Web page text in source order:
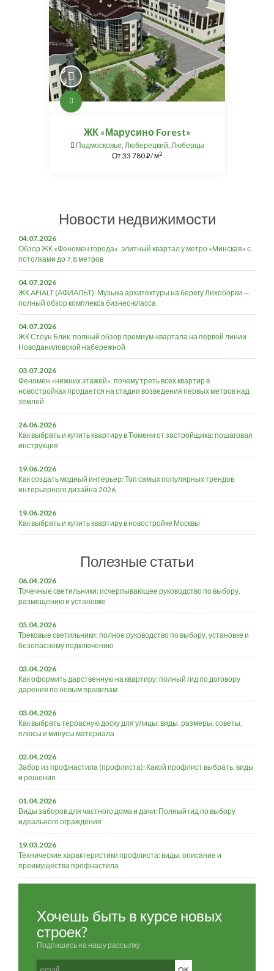
ЖК «Марусино Forest»
Подмосковье, Люберецкий, Люберцы
От33 780⃏/ м2
Новости недвижимости
04.07.2026
Обзор ЖК «Феномен города»: элитный квартал у метро «Минская» с
потолками до 7,8 метров
04.07.2026
ЖК AFIALT (АФИАЛЬТ): Музыка архитектуры на берегу Лихоборки —
полный обзор комплекса бизнес-класса
04.07.2026
ЖК Стоун Блик: полный обзор премиум-квартала на первой линии
Новоданиловской набережной
03.07.2026
Феномен «нижних этажей»: почему треть всех квартир в
новостройках продается на стадии возведения первых метров над
землей
26.06.2026
Как выбрать и купить квартиру в Тюмени от застройщика: пошаговая
инструкция
19.06.2026
Как создать модный интерьер: Топ самых популярных трендов
интерьерного дизайна 2026
19.06.2026
Как выбрать и купить квартиру в новостройке Москвы
Полезные статьи
06.04.2026
Точечные светильники: исчерпывающее руководство по выбору,
размещению и установке
05.04.2026
Трековые светильники: полное руководство по выбору, установке и
безопасному подключению
03.04.2026
Как оформить дарственную на квартиру: полный гид по договору
дарения по новым правилам
03.04.2026
Как выбрать террасную доску для улицы: виды, размеры, советы,
плюсы и минусы материала
02.04.2026
Забор из профнастила (профлиста): Какой профлист выбрать, виды
и решения
01.04.2026
Виды заборов для частного дома и дачи: Полный гид по выбору
идеального ограждения
19.03.2026
Технические характеристики профлиста: виды, описание и
преимущества профнастила
Хочешь быть в курсе новых
строек?
Подпишись на нашу рассылку